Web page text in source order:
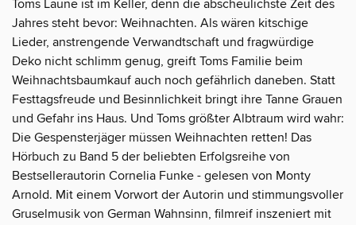
Toms Laune ist im Keller, denn die abscheulichste Zeit des
Jahres steht bevor: Weihnachten. Als wären kitschige
Lieder, anstrengende Verwandtschaft und fragwürdige
Deko nicht schlimm genug, greift Toms Familie beim
Weihnachtsbaumkauf auch noch gefährlich daneben. Statt
Festtagsfreude und Besinnlichkeit bringt ihre Tanne Grauen
und Gefahr ins Haus. Und Toms größter Albtraum wird wahr:
Die Gespensterjäger müssen Weihnachten retten! Das
Hörbuch zu Band 5 der beliebten Erfolgsreihe von
Bestsellerautorin Cornelia Funke - gelesen von Monty
Arnold. Mit einem Vorwort der Autorin und stimmungsvoller
Gruselmusik von German Wahnsinn, filmreif inszeniert mit